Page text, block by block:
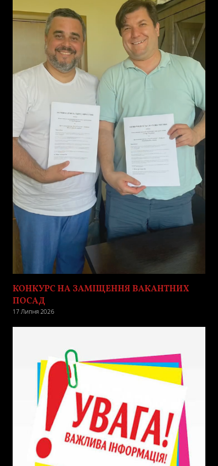
КОНКУРС НА ЗАМІЩЕННЯ ВАКАНТНИХ
ПОСАД
17 Липня 2026